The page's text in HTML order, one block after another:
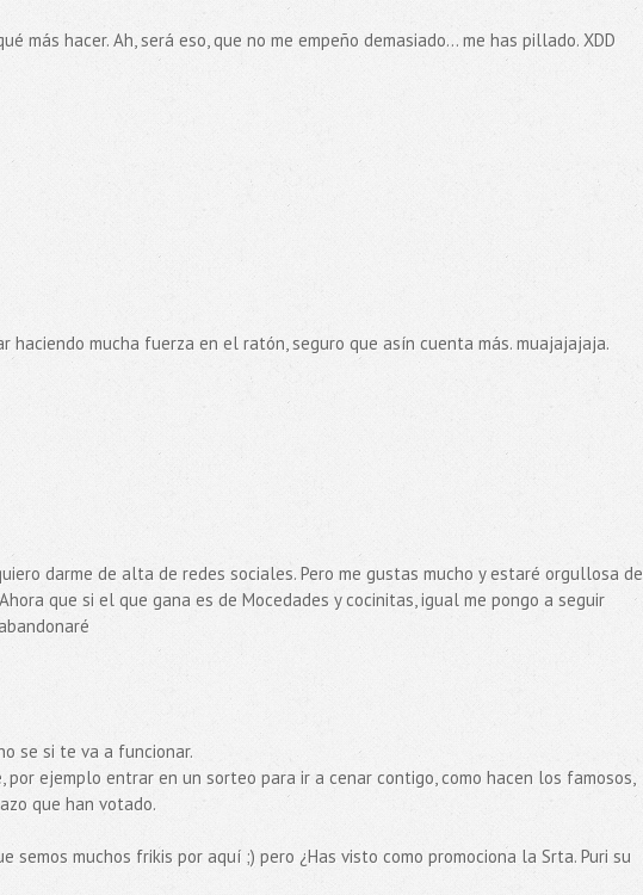
más hacer. Ah, será eso, que no me empeño demasiado... me has pillado. XDD
haciendo mucha fuerza en el ratón, seguro que asín cuenta más. muajajajaja.
darme de alta de redes sociales. Pero me gustas mucho y estaré orgullosa de
que si el que gana es de Mocedades y cocinitas, igual me pongo a seguir
se si te va a funcionar.
ejemplo entrar en un sorteo para ir a cenar contigo, como hacen los famosos,
que han votado.
semos muchos frikis por aquí ;) pero ¿Has visto como promociona la Srta. Puri su